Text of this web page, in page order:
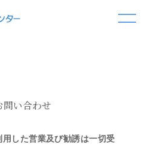
問い合わせ
した営業及び勧誘は一切受